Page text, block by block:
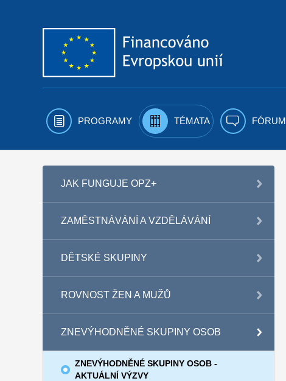
PROGRAMY TÉMATA FÓRUM
JAK FUNGUJE OPZ+
ZAMĚSTNÁVÁNÍ A VZDĚLÁVÁNÍ
DĚTSKÉ SKUPINY
ROVNOST ŽEN A MUŽŮ
ZNEVÝHODNĚNÉ SKUPINY OSOB
ZNEVÝHODNĚNÉ SKUPINY OSOB -
AKTUÁLNÍ VÝZVY